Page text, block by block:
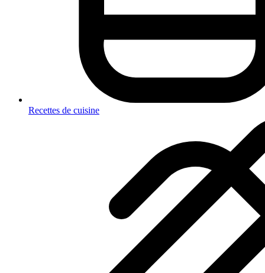
Recettes de cuisine